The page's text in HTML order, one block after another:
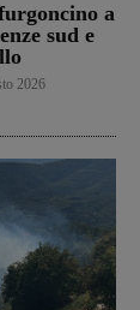
a
sud e
2026